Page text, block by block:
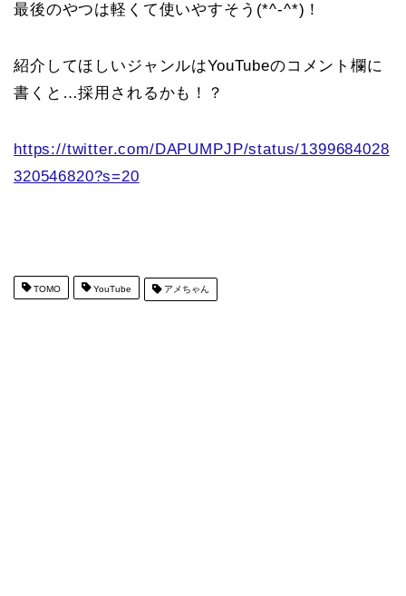
最後のやつは軽くて使いやすそう(*^-^*)！
紹介してほしいジャンルはYouTubeのコメント欄に
書くと…採用されるかも！？
https://twitter.com/DAPUMPJP/status/1399684028
320546820?s=20
TOMO YouTube アメちゃん